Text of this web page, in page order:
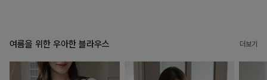
여름을 위한 우아한 블라우스 더보기